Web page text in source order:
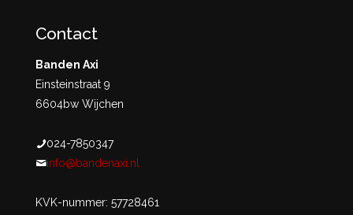
Contact
Banden Axi
Einsteinstraat 9
6604bw Wijchen
024-7850347
info@bandenaxi.nl
KVK-nummer: 57728461